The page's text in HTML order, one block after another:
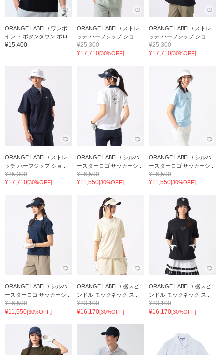
ORANGE LABEL / ワンポ
イント ボタンダウン ポロ...
¥15,400
ORANGE LABEL / ストレ
ッチ ハーフジップ ショ...
¥25,300
¥17,710[30%OFF]
ORANGE LABEL / ストレ
ッチ ハーフジップ ショ...
¥25,300
¥17,710[30%OFF]
ORANGE LABEL / ストレ
ッチ ハーフジップ ショ...
¥25,300
¥17,710[30%OFF]
ORANGE LABEL / シルバ
ースターロゴ サッカーシ...
¥16,500
¥11,550[30%OFF]
ORANGE LABEL / シルバ
ースターロゴ サッカーシ...
¥16,500
¥11,550[30%OFF]
ORANGE LABEL / シルバ
ースターロゴ サッカーシ...
¥16,500
¥11,550[30%OFF]
ORANGE LABEL / 裾スピ
ンドル モックネック ス...
¥23,100
¥16,170[30%OFF]
ORANGE LABEL / 裾スピ
ンドル モックネック ス...
¥23,100
¥16,170[30%OFF]